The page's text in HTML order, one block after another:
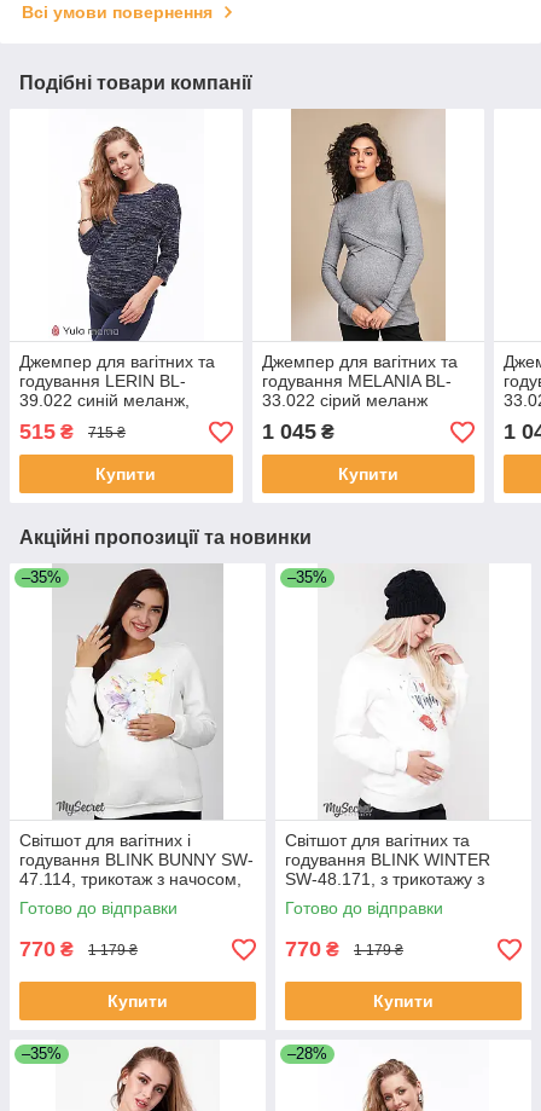
Всі умови повернення
Подібні товари компанії
Джемпер для вагітних та
годування LERIN BL-
39.022 синій меланж,
розмір XS
515 ₴ 715 ₴
Купити
Джемпер для вагітних та
годування MELANIA BL-
33.022 сірий меланж
1 045₴
Купити
1
Акційні пропозиції та новинки
–35%
Світшот для вагітних і
годування BLINK BUNNY SW-
47.114, трикотаж з начосом,
молочний
Готово до відправки
770 ₴ 1 179 ₴
Купити
–35%
Світшот для вагітних та
годування BLINK WINTER
SW-48.171, з трикотажу з
начосом, молочний L
Готово до відправки
770 ₴ 1 179 ₴
Купити
–35% –28%